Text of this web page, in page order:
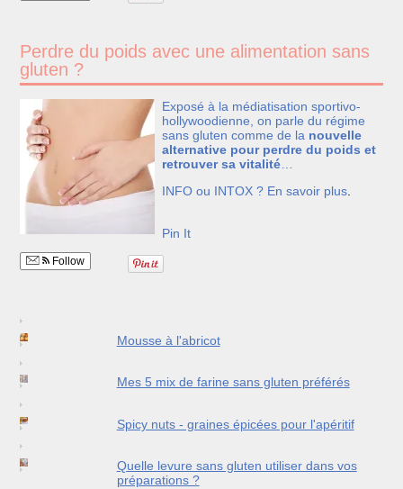
Perdre du poids avec une alimentation sans
gluten ?
Exposé à la médiatisation sportivo-
hollywoodienne, on parle du régime
sans gluten comme de la nouvelle
alternative pour perdre du poids et
retrouver sa vitalité…
INFO ou INTOX ? En savoir plus.
Pin It
Follow
Mousse à l'abricot
Mes 5 mix de farine sans gluten préférés
Spicy nuts - graines épicées pour l'apéritif
Quelle levure sans gluten utiliser dans vos
préparations ?